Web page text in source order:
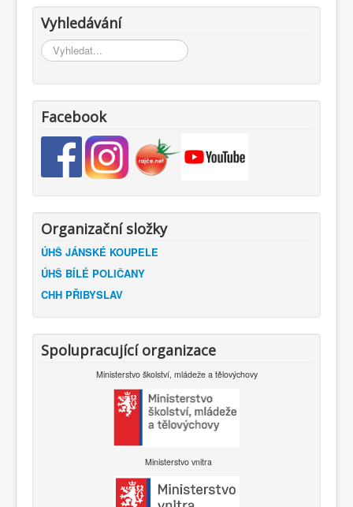
Vyhledávání
Vyhledávání...
Facebook
Organizační složky
ÚHŠ JÁNSKÉ KOUPELE
ÚHŠ BÍLÉ POLIČANY
CHH PŘIBYSLAV
Spolupracující organizace
Ministerstvo školství, mládeže a tělovýchovy
Ministerstvo vnitra